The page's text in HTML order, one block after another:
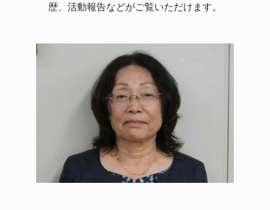
歴、活動報告などがご覧いただけます。